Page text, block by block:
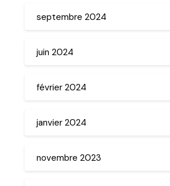
septembre 2024
juin 2024
février 2024
janvier 2024
novembre 2023